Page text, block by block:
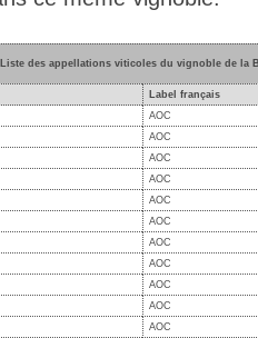
Liste des appellations viticoles du vignoble de la
Label français
AOC
AOC
AOC
AOC
AOC
AOC
AOC
AOC
AOC
AOC
AOC